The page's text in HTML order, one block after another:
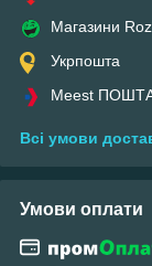
Магазини
Укрпошта
Meest
Всі умови
Умови оплати